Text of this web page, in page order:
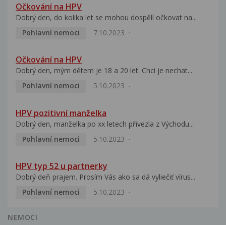
Očkování na HPV
Dobrý den, do kolika let se mohou dospělí očkovat na...
Pohlavní nemoci
7.10.2023
Očkování na HPV
Dobrý den, mým dětem je 18 a 20 let. Chci je nechat...
Pohlavní nemoci
5.10.2023
HPV pozitivní manželka
Dobrý den, manželka po xx letech přivezla z Východu...
Pohlavní nemoci
5.10.2023
HPV typ 52 u partnerky
Dobrý deň prajem. Prosím Vás ako sa dá vyliečiť vírus...
Pohlavní nemoci
5.10.2023
NEMOCI